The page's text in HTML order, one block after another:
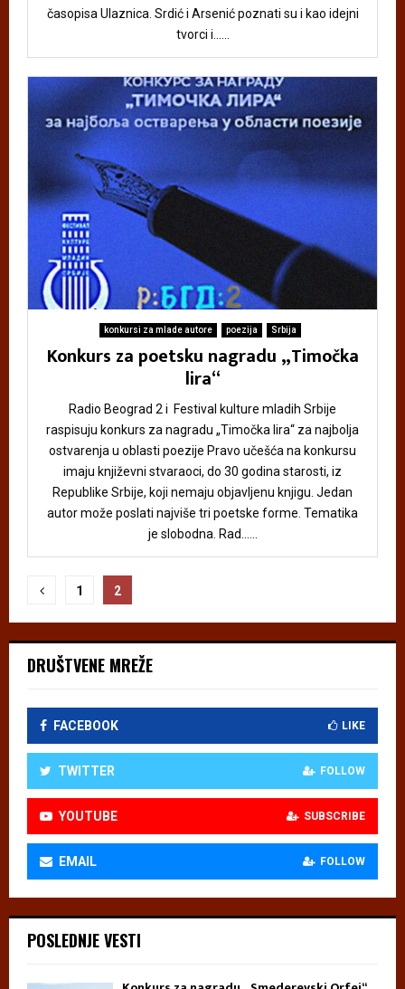
časopisa Ulaznica. Srdić i Arsenić poznati su i kao idejni
tvorci i......
konkursi za mlade autore poezija Srbija
Konkurs za poetsku nagradu „Timočka
lira“
Radio Beograd 2 i Festival kulture mladih Srbije
raspisuju konkurs za nagradu „Timočka lira“ za najbolja
ostvarenja u oblasti poezije Pravo učešća na konkursu
imaju književni stvaraoci, do 30 godina starosti, iz
Republike Srbije, koji nemaju objavljenu knjigu. Jedan
autor može poslati najviše tri poetske forme. Tematika
je slobodna. Rad......
Пагинација
чланака
1 2
DRUŠTVENE MREŽE
FACEBOOK LIKE
TWITTER FOLLOW
YOUTUBE SUBSCRIBE
EMAIL FOLLOW
POSLEDNJE VESTI